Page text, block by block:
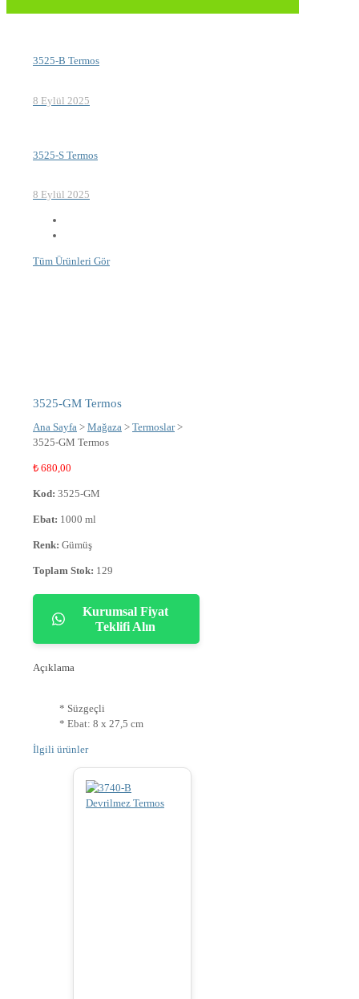
3525-B Termos
8 Eylül 2025
3525-S Termos
8 Eylül 2025
Tüm Ürünleri Gör
3525-GM Termos
Ana Sayfa > Mağaza > Termoslar>
3525-GM Termos
₺ 680,00
Kod: 3525-GM
Ebat: 1000 ml
Renk: Gümüş
Toplam Stok: 129
Kurumsal Fiyat
Teklifi Alın
Açıklama
* Süzgeçli
* Ebat: 8 x 27,5 cm
İlgili ürünler